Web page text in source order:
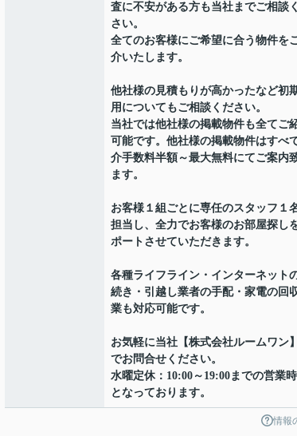
査に不安がある方も当社までご相談
さい。
全てのお客様にご希望に合う物件を
介いたします。
他社様の見積もりが高かったなど初
用についてもご相談ください。
当社では他社様の掲載物件も全てご
可能です。他社様の掲載物件はすべ
介手数料半額～最大無料にてご案内
ます。
お客様１組ごとに専任のスタッフ１
担当し、全力でお客様のお部屋探し
ポートさせていただきます。
各種ライフライン・インターネット
続き・引越し業者の手配・家電の回
業も対応可能です。
お気軽に当社【株式会社ルームワン
でお問合せください。
水曜定休：10:00～19:00までの営業
となっております。
情報